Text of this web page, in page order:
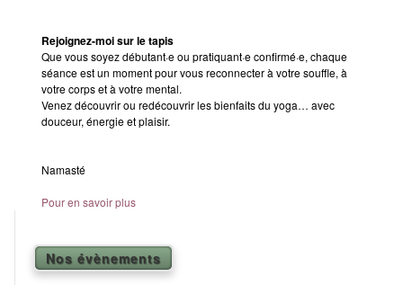
Rejoignez-moi sur le tapis
Que vous soyez débutant·e ou pratiquant·e confirmé·e, chaque
séance est un moment pour vous reconnecter à votre souffle, à
votre corps et à votre mental.
Venez découvrir ou redécouvrir les bienfaits du yoga… avec
douceur, énergie et plaisir.
Namasté
Pour en savoir plus
Nos évènements